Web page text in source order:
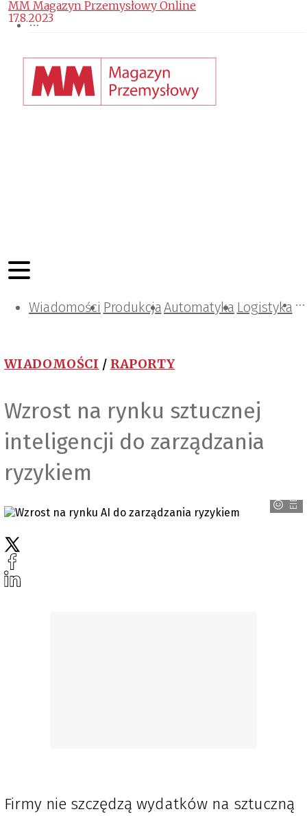
Wiadomości ProdukcjaAutomatyka Logistyka
Projektowanie i konstrukcje
Zarządzanie i IT
Tematy specjalne
WIADOMOŚCI / RAPORTY
Wzrost na rynku sztucznej
inteligencji do zarządzania
ryzykiem
EIB
MM Magazyn Przemysłowy Online
17.8.2023
Firmy nie szczędzą wydatków na sztuczną